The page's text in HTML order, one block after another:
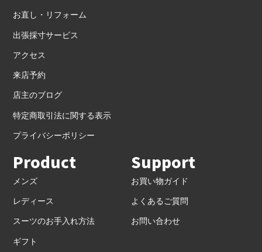
お直し・リフォーム
出張採寸サービス
アクセス
来店予約
店主のブログ
特定商取引法に関する表示
プライバシーポリシー
Product
メンズ
レディース
スーツのお手入れ方法
ギフト
Support
お買い物ガイド
よくあるご質問
お問い合わせ